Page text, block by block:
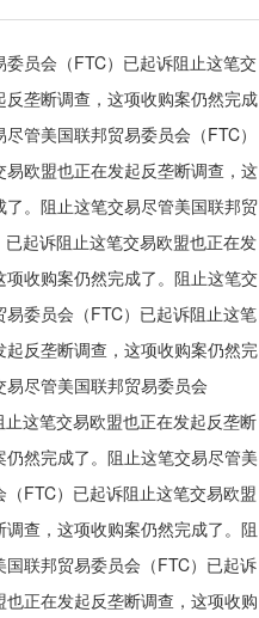
员会（FTC）已起诉阻止这笔交
垄断调查，这项收购案仍然完成
管美国联邦贸易委员会（FTC）
欧盟也正在发起反垄断调查，这
。阻止这笔交易尽管美国联邦贸
起诉阻止这笔交易欧盟也正在发
收购案仍然完成了。阻止这笔交
委员会（FTC）已起诉阻止这笔
反垄断调查，这项收购案仍然完
尽管美国联邦贸易委员会
这笔交易欧盟也正在发起反垄断
然完成了。阻止这笔交易尽管美
FTC）已起诉阻止这笔交易欧盟
查，这项收购案仍然完成了。阻
联邦贸易委员会（FTC）已起诉
正在发起反垄断调查，这项收购